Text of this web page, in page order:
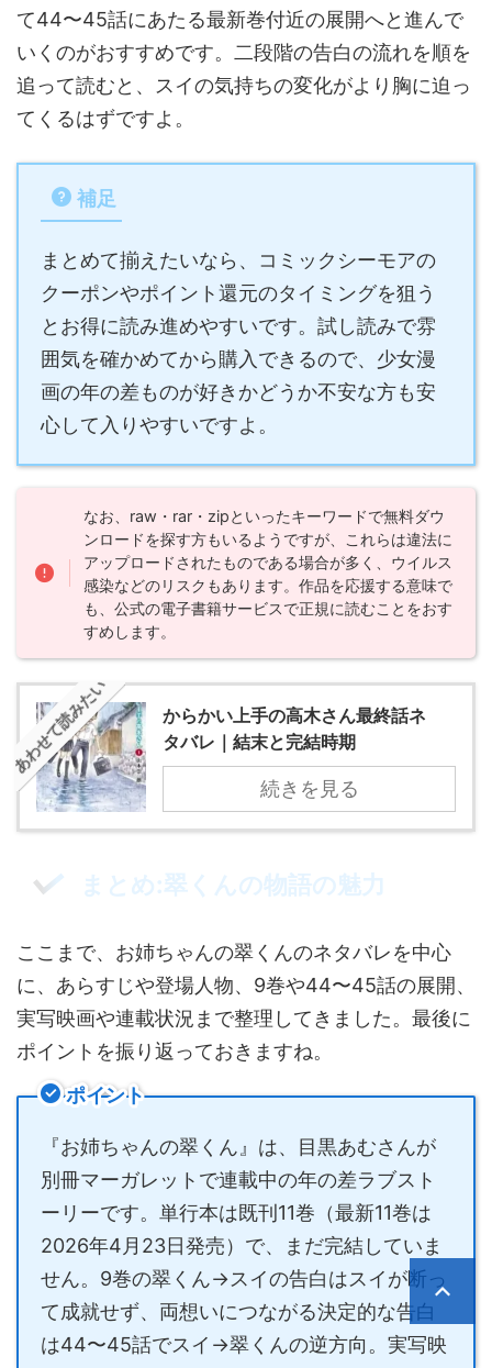
て44〜45話にあたる最新巻付近の展開へと進んで
いくのがおすすめです。二段階の告白の流れを順を
追って読むと、スイの気持ちの変化がより胸に迫っ
てくるはずですよ。
補足
まとめて揃えたいなら、コミックシーモアの
クーポンやポイント還元のタイミングを狙う
とお得に読み進めやすいです。試し読みで雰
囲気を確かめてから購入できるので、少女漫
画の年の差ものが好きかどうか不安な方も安
心して入りやすいですよ。
なお、raw・rar・zipといったキーワードで無料ダウ
ンロードを探す方もいるようですが、これらは違法に
アップロードされたものである場合が多く、ウイルス
感染などのリスクもあります。作品を応援する意味で
も、公式の電子書籍サービスで正規に読むことをおす
すめします。
あわせて読みたい
からかい上手の高木さん最終話ネ
タバレ｜結末と完結時期
続きを見る
まとめ:翠くんの物語の魅力
ここまで、お姉ちゃんの翠くんのネタバレを中心
に、あらすじや登場人物、9巻や44〜45話の展開、
実写映画や連載状況まで整理してきました。最後に
ポイントを振り返っておきますね。
ポイント
『お姉ちゃんの翠くん』は、目黒あむさんが
別冊マーガレットで連載中の年の差ラブスト
ーリーです。単行本は既刊11巻（最新11巻は
2026年4月23日発売）で、まだ完結していま
せん。9巻の翠くん→スイの告白はスイが断っ
て成就せず、両想いにつながる決定的な告白
は44〜45話でスイ→翠くんの逆方向。実写映